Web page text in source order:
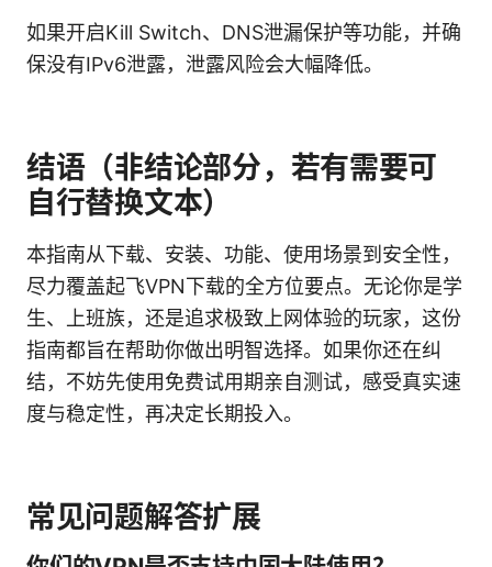
如果开启Kill Switch、DNS泄漏保护等功能，并确
保没有IPv6泄露，泄露风险会大幅降低。
结语（非结论部分，若有需要可
自行替换文本）
本指南从下载、安装、功能、使用场景到安全性，
尽力覆盖起飞VPN下载的全方位要点。无论你是学
生、上班族，还是追求极致上网体验的玩家，这份
指南都旨在帮助你做出明智选择。如果你还在纠
结，不妨先使用免费试用期亲自测试，感受真实速
度与稳定性，再决定长期投入。
常见问题解答扩展